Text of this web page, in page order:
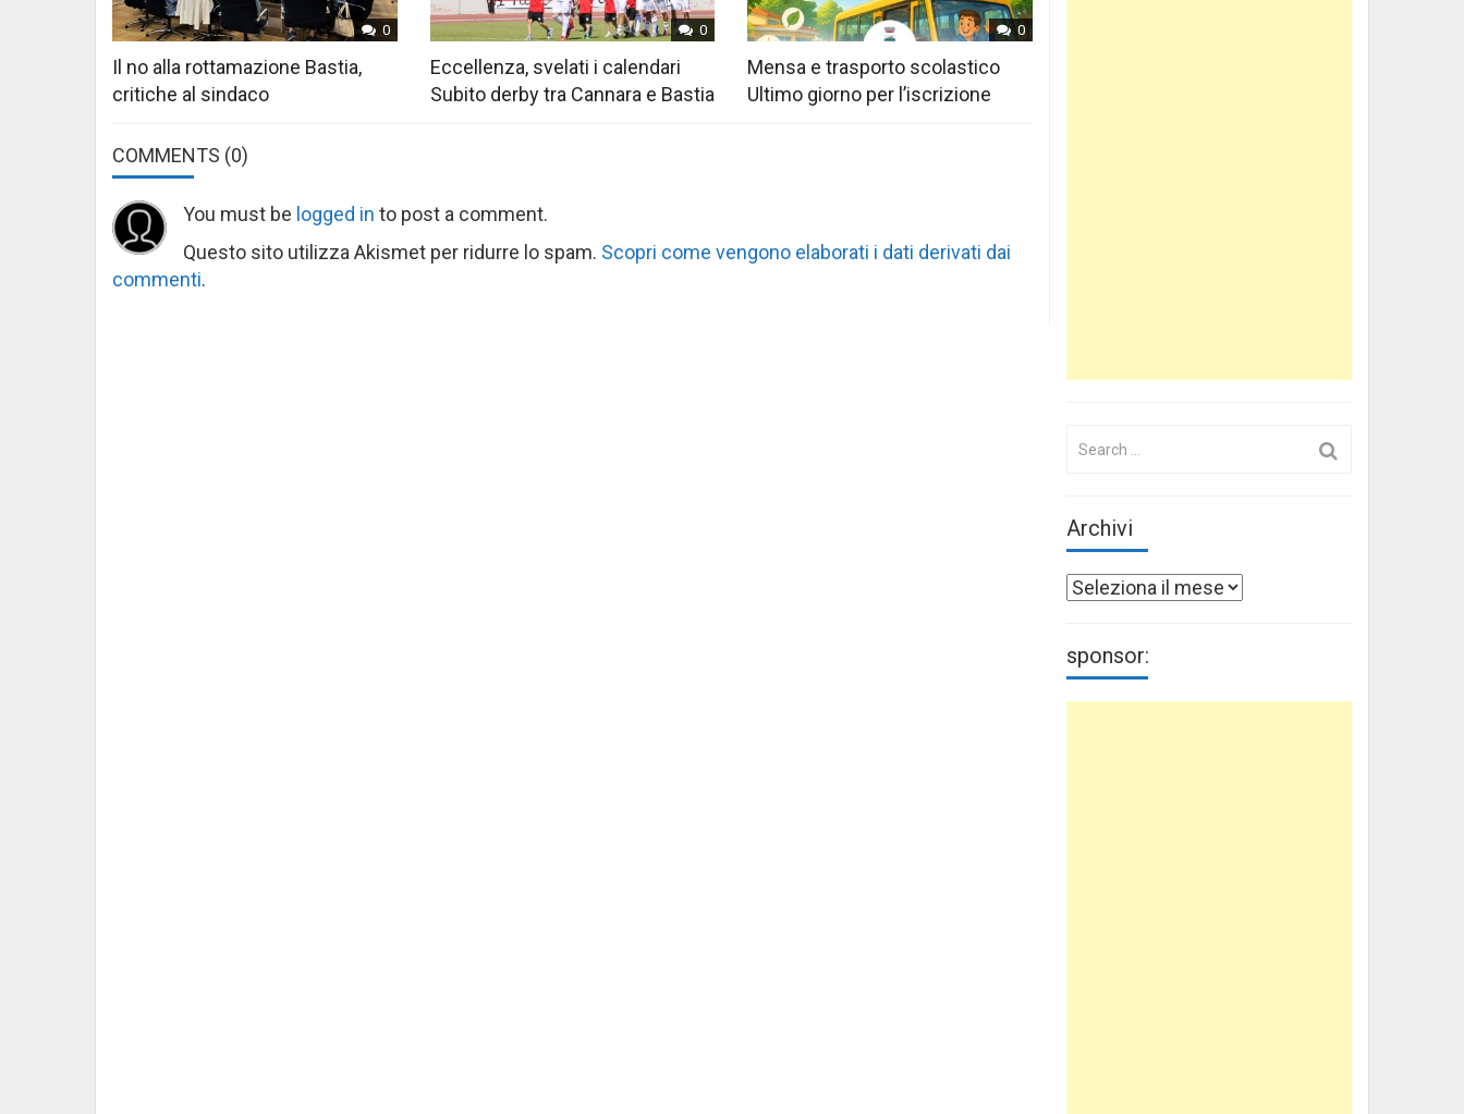
0
Il no alla rottamazione Bastia,
critiche al sindaco
0
Eccellenza, svelati i calendari
Subito derby tra Cannara e Bastia
0
Mensa e trasporto scolastico
Ultimo giorno per l’iscrizione
COMMENTS (0)
You must be logged in to post a comment.
Questo sito utilizza Akismet per ridurre lo spam. Scopri come vengono elaborati i dati derivati dai
commenti.
Archivi
Archivi
sponsor: